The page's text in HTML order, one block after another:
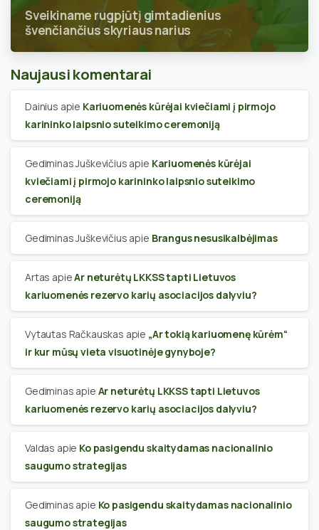
Sveikiname rugpjūtį gimtadienius
švenčiančius skyriaus narius
Naujausi komentarai
Dainius apie Kariuomenės kūrėjai kviečiami į pirmojo
karininko laipsnio suteikimo ceremoniją
Gediminas Juškevičius apie Kariuomenės kūrėjai
kviečiami į pirmojo karininko laipsnio suteikimo
ceremoniją
Gediminas Juškevičius apie Brangus nesusikalbėjimas
Artas apieAr neturėtų LKKSS tapti Lietuvos
kariuomenės rezervo karių asociacijos dalyviu?
Vytautas Račkauskas apie „Ar tokią kariuomenę kūrėm“
ir kur mūsų vieta visuotinėje gynyboje?
Gediminas apie Ar neturėtų LKKSS tapti Lietuvos
kariuomenės rezervo karių asociacijos dalyviu?
Valdas apie Ko pasigendu skaitydamas nacionalinio
saugumo strategijas
Gediminas apie Ko pasigendu skaitydamas nacionalinio
saugumo strategijas